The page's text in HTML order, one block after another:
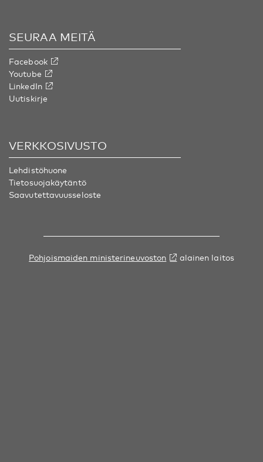
SEURAA MEITÄ
Facebook
Youtube
LinkedIn
Uutiskirje
VERKKOSIVUSTO
Lehdistöhuone
Tietosuojakäytäntö
Saavutettavuusseloste
Pohjoismaiden ministerineuvoston alainen laitos